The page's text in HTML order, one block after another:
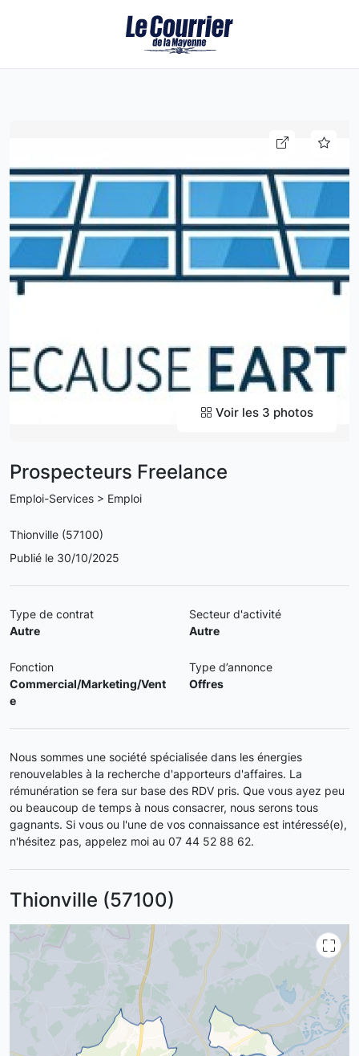
Voir les 3 photos
Prospecteurs Freelance
Emploi-Services > Emploi
Thionville (57100)
Publié le 30/10/2025
Type de contrat
Autre
Secteur d'activité
Autre
Fonction
Commercial/Marketing/Vent
e
Type d’annonce
Offres
Nous sommes une société spécialisée dans les énergies
renouvelables à la recherche d'apporteurs d'affaires. La
rémunération se fera sur base des RDV pris. Que vous ayez peu
ou beaucoup de temps à nous consacrer, nous serons tous
gagnants. Si vous ou l'une de vos connaissance est intéressé(e),
n'hésitez pas, appelez moi au 07 44 52 88 62.
Thionville (57100)